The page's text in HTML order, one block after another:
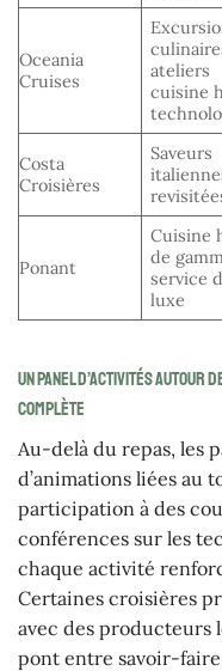
Oceania
Cruises
ateliers
cuisine
Costa
Croisières
Saveurs
Ponant
Cuisine
de
service
luxe
Un panel d’activités autour
complète
Au-delà du repas, les
d’animations liées au
participation à des
conférences sur les
chaque activité
Certaines croisières
avec des producteurs
pont entre savoir-